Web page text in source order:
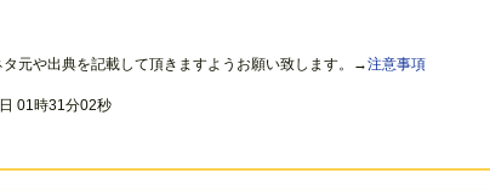
元や出典を記載して頂きますようお願い致します。→注意事項
01時31分02秒